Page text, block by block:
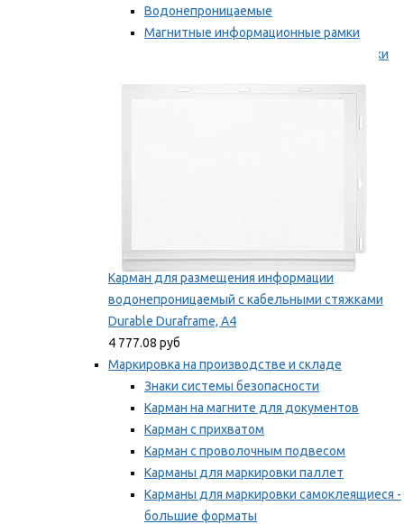
Водонепроницаемые
Магнитные информационные рамки
Самоклеящиеся информационные рамки
Карман для размещения информации
водонепроницаемый с кабельными стяжками
Durable Duraframe, А4
4 777.08 руб
Маркировка на производстве и складе
Знаки системы безопасности
Карман на магните для документов
Карман с прихватом
Карман с проволочным подвесом
Карманы для маркировки паллет
Карманы для маркировки самоклеящиеся -
большие форматы